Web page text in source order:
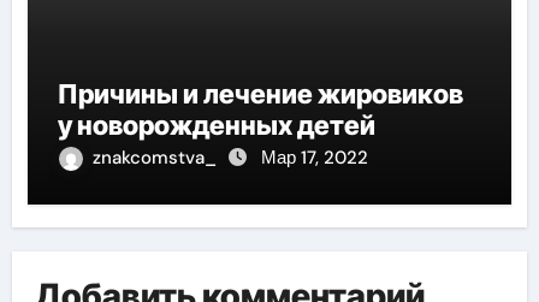
Причины и лечение жировиков
у новорожденных детей
znakcomstva_ Мар 17, 2022